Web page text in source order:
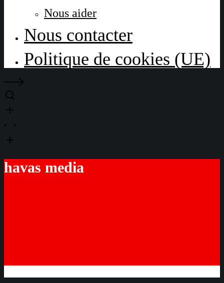
Nous aider
Nous contacter
Politique de cookies (UE)
havas media